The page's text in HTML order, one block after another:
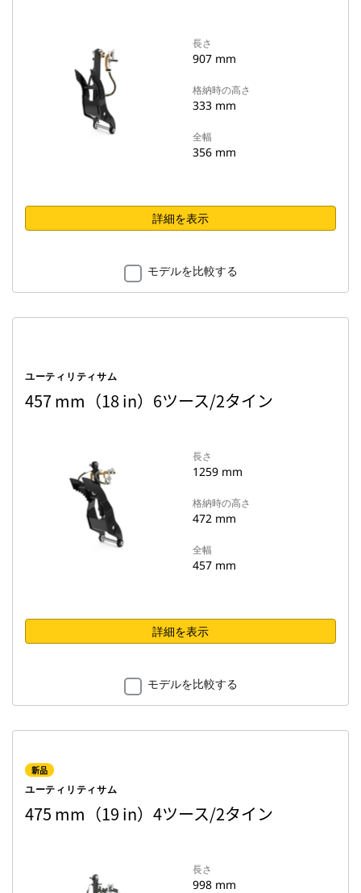
長さ
907 mm
格納時の高さ
333 mm
全幅
356 mm
詳細を表示
モデルを比較する
ユーティリティサム
457 mm（18 in）6ツース/2タイン
長さ
1259 mm
格納時の高さ
472 mm
全幅
457 mm
詳細を表示
モデルを比較する
新品
ユーティリティサム
475 mm（19 in）4ツース/2タイン
長さ
998 mm